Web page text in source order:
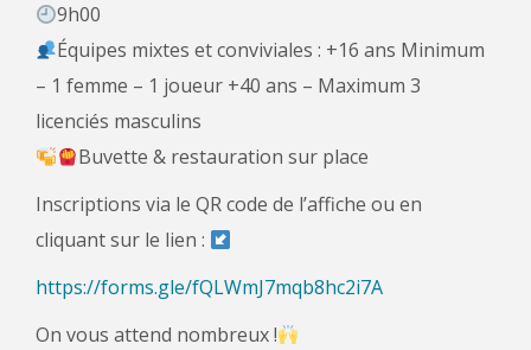
9h00
Équipes mixtes et conviviales : +16 ans Minimum
– 1 femme – 1 joueur +40 ans – Maximum 3
licenciés masculins
Buvette & restauration sur place
Inscriptions via le QR code de l’affiche ou en
cliquant sur le lien :
https://forms.gle/fQLWmJ7mqb8hc2i7A
On vous attend nombreux !